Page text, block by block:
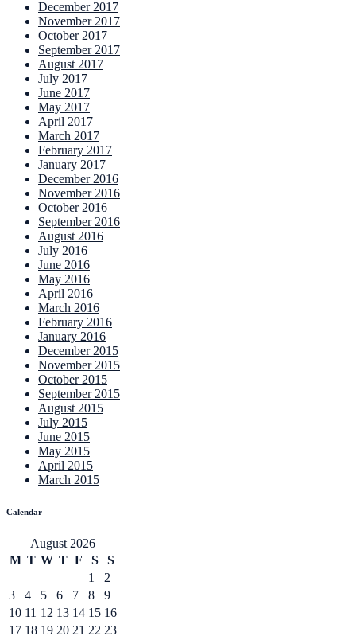
December 2017
November 2017
October 2017
September 2017
August 2017
July 2017
June 2017
May 2017
April 2017
March 2017
February 2017
January 2017
December 2016
November 2016
October 2016
September 2016
August 2016
July 2016
June 2016
May 2016
April 2016
March 2016
February 2016
January 2016
December 2015
November 2015
October 2015
September 2015
August 2015
July 2015
June 2015
May 2015
April 2015
March 2015
Calendar
August 2026
M T W T F S
S
1
2
3
4 5 6 7 8
9
10 11 12 13 14 15 16
17 18 19 20 21 22 23